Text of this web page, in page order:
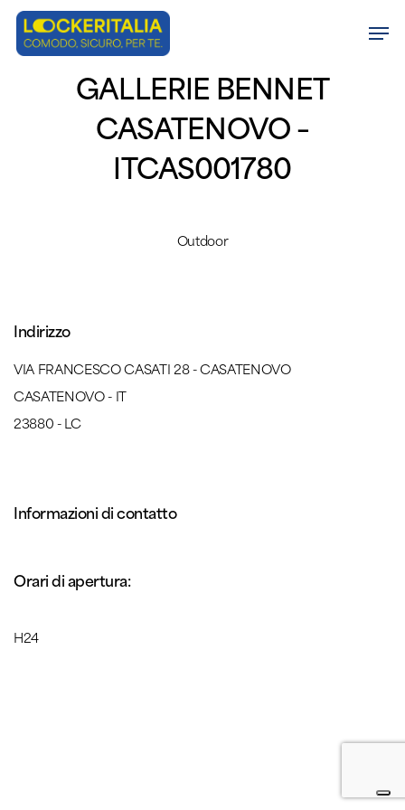
Skip
GALLERIE BENNET
CASATENOVO –
ITCAS001780
Outdoor
Indirizzo
VIA FRANCESCO CASATI 28 - CASATENOVO
CASATENOVO - IT
23880 - LC
Informazioni di contatto
Orari di apertura:
H24